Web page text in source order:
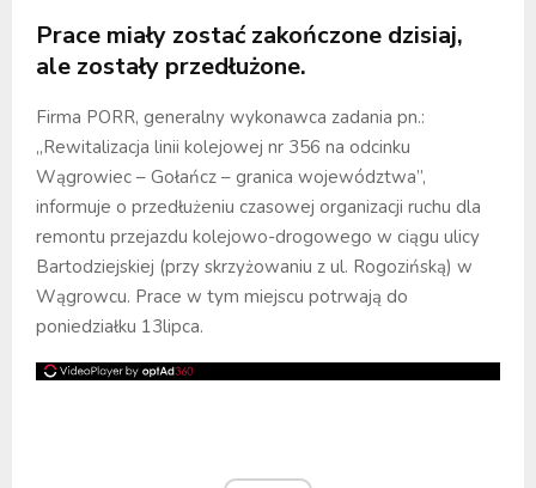
Prace miały zostać zakończone dzisiaj,
ale zostały przedłużone.
Firma PORR, generalny wykonawca zadania pn.:
„Rewitalizacja linii kolejowej nr 356 na odcinku
Wągrowiec – Gołańcz – granica województwa”,
informuje o przedłużeniu czasowej organizacji ruchu dla
remontu przejazdu kolejowo-drogowego w ciągu ulicy
Bartodziejskiej (przy skrzyżowaniu z ul. Rogozińską) w
Wągrowcu. Prace w tym miejscu potrwają do
poniedziałku 13lipca.